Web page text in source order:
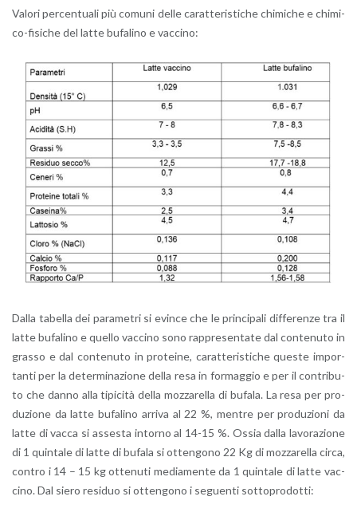
Va­lo­ri per­cen­tua­li più co­mu­ni delle ca­rat­te­ri­sti­che chi­mi­che e chi­mi­
co-fi­si­che del latte bu­fa­li­no e vac­ci­no:
Dalla ta­bel­la dei pa­ra­me­tri si evin­ce che le prin­ci­pa­li dif­fe­ren­ze tra il
latte bu­fa­li­no e quel­lo vac­ci­no sono rap­pre­sen­ta­te dal con­te­nu­to in
gras­so e dal con­te­nu­to in pro­tei­ne, ca­rat­te­ri­sti­che que­ste im­por­
tan­ti per la de­ter­mi­na­zio­ne della resa in for­mag­gio e per il con­tri­bu­
to che danno alla ti­pi­ci­tà della moz­za­rel­la di bu­fa­la. La resa per pro­
du­zio­ne da latte bu­fa­li­no ar­ri­va al 22 %, men­tre per pro­du­zio­ni da
latte di vacca si as­se­sta in­tor­no al 14-15 %. Ossia dalla la­vo­ra­zio­ne
di 1 quin­ta­le di latte di bu­fa­la si ot­ten­go­no 22 Kg di moz­za­rel­la circa,
con­tro i 14 – 15 kg ot­te­nu­ti me­dia­men­te da 1 quin­ta­le di latte vac­
ci­no. Dal siero re­si­duo si ot­ten­go­no i se­guen­ti sot­to­pro­dot­ti: